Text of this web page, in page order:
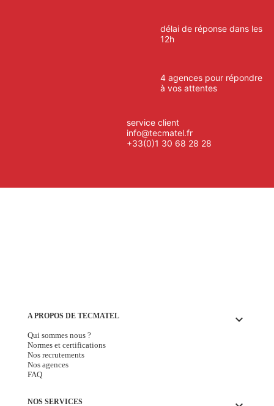
délai de réponse dans les
12h
4 agences pour répondre
à vos attentes
service client
info@tecmatel.fr
+33(0)1 30 68 28 28
A PROPOS DE TECMATEL keyboard_arrow_down
Qui sommes nous ?
Normes et certifications
Nos recrutements
Nos agences
FAQ
NOS SERVICES